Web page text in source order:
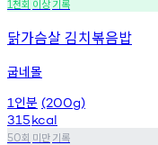
1천회 이상기록
닭가슴살 김치볶음밥
굽네몰
1 인분 (200g)
315kcal
50회 미만기록